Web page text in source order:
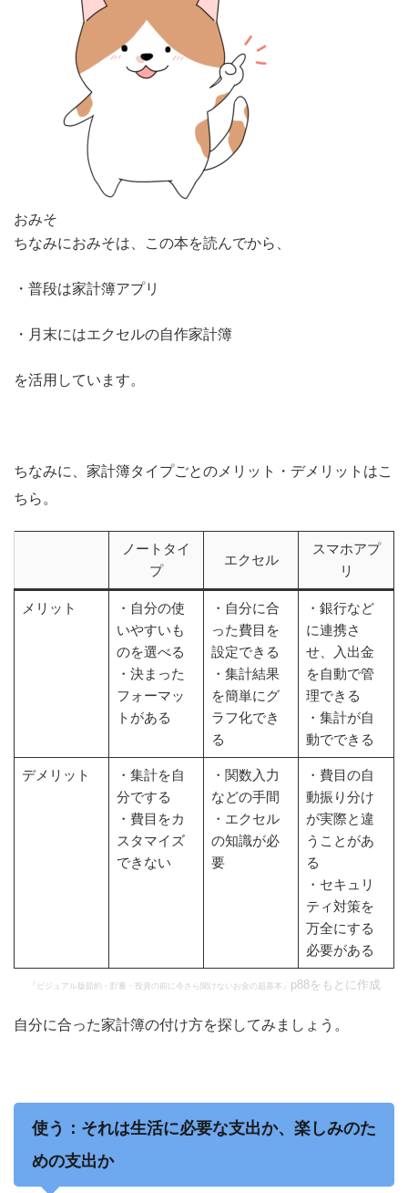
おみそ
ちなみにおみそは、この本を読んでから、
・普段は家計簿アプリ
・月末にはエクセルの自作家計簿
を活用しています。
ちなみに、家計簿タイプごとのメリット・デメリットはこ
ちら。
ノートタイ
プ
エクセル
スマホアプ
リ
メリット
・自分の使
いやすいも
のを選べる
・決まった
フォーマッ
トがある
・自分に合
った費目を
設定できる
・集計結果
を簡単にグ
ラフ化でき
る
・銀行など
に連携さ
せ、入出金
を自動で管
理できる
・集計が自
動でできる
デメリット
・集計を自
分でする
・費目をカ
スタマイズ
できない
・関数入力
などの手間
・エクセル
の知識が必
要
・費目の自
動振り分け
が実際と違
うことがあ
る
・セキュリ
ティ対策を
万全にする
必要がある
『ビジュアル版節約・貯蓄・投資の前に今さら聞けない お金の超基本 p88をもとに作成
自分に合った家計簿の付け方を探してみましょう。
使う：それは生活に必要な支出か、楽しみのた
めの支出か